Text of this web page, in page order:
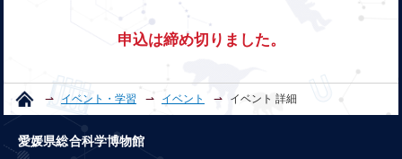
申込は締め切りました。
イベント・学習 イベント イベント 詳細
愛媛県総合科学博物館